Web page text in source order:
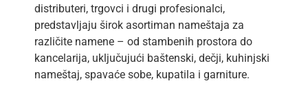
distributeri, trgovci i drugi profesionalci,
predstavljaju širok asortiman nameštaja za
različite namene – od stambenih prostora do
kancelarija, uključujući baštenski, dečji, kuhinjski
nameštaj, spavaće sobe, kupatila i garniture.